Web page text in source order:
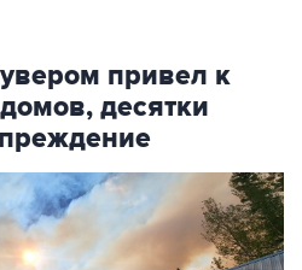
привел к
десятки